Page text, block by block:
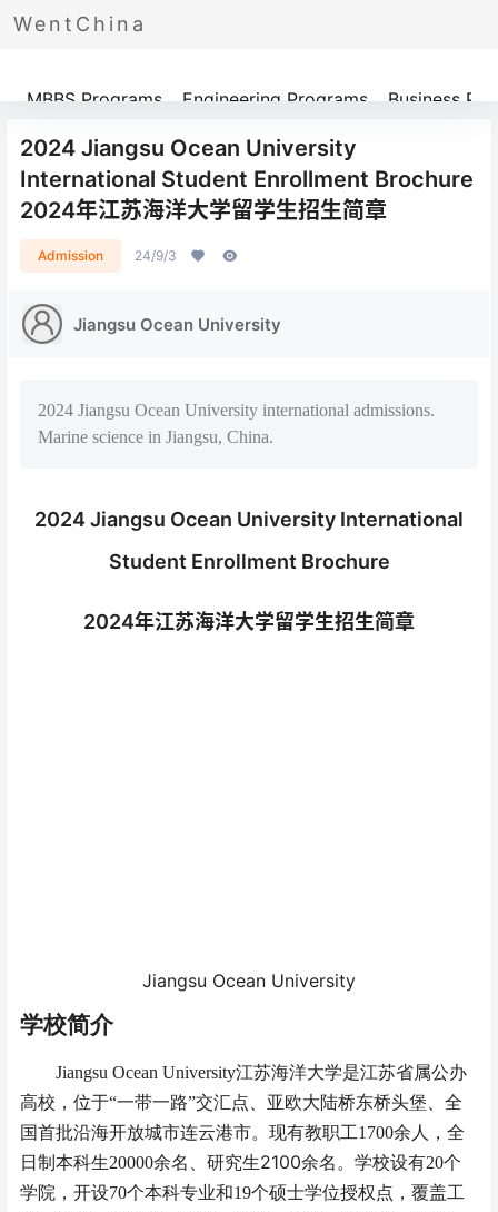
WentChina
Programs
MBBS Programs Engineering Programs Business
2024 Jiangsu Ocean University
International Student Enrollment Brochure
2024年江苏海洋大学留学生招生简章
Admission 24/9/3
Jiangsu Ocean University
2024 Jiangsu Ocean University international admissions.
Marine science in Jiangsu, China.
2024 Jiangsu Ocean University International
Student Enrollment Brochure
2024年江苏海洋大学留学生招生简章
Jiangsu Ocean University
学校简介
Jiangsu Ocean University江苏海洋大学是江苏省属公办
高校，位于“一带一路”交汇点、亚欧大陆桥东桥头堡、全
国首批沿海开放城市连云港市。现有教职工1700余人，全
日制本科生20000余名、研究生2100余名。学校设有20个
学院，开设70个本科专业和19个硕士学位授权点，覆盖工